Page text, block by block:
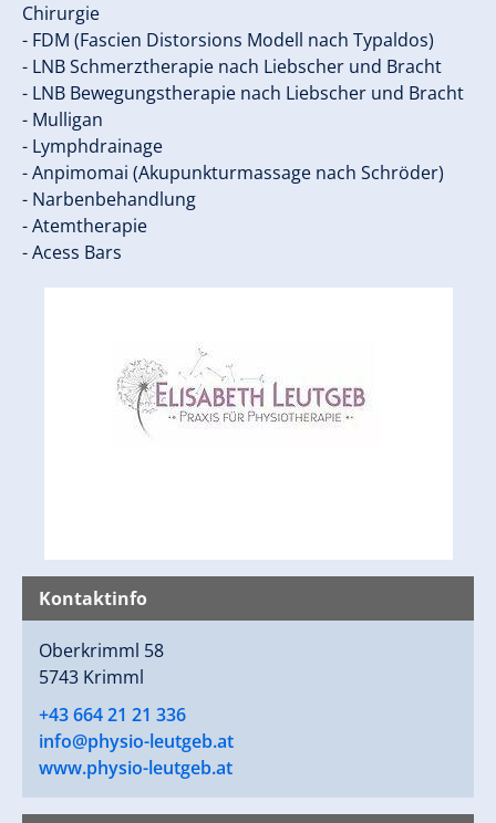
Chirurgie ​
- FDM (Fascien Distorsions Modell nach Typaldos) ​
- LNB Schmerztherapie nach Liebscher und Bracht ​
- LNB Bewegungstherapie nach Liebscher und Bracht ​
- Mulligan ​
- Lymphdrainage ​
- Anpimomai (Akupunkturmassage nach Schröder) ​
- Narbenbehandlung ​
- Atemtherapie ​
- Acess Bars
Kontaktinfo
Oberkrimml 58
5743 Krimml
+43 664 21 21 336
info@physio-leutgeb.at
www.physio-leutgeb.at